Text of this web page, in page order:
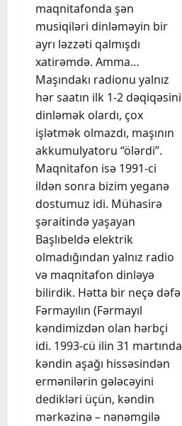
maqnitafonda şən
musiqiləri dinləməyin bir
ayrı ləzzəti qalmışdı
xatirəmdə. Amma…
Maşındakı radionu yalnız
hər saatın ilk 1-2 dəqiqəsini
dinləmək olardı, çox
işlətmək olmazdı, maşının
akkumulyatoru “ölərdi”.
Maqnitafon isə 1991-ci
ildən sonra bizim yeganə
dostumuz idi. Mühasirə
şəraitində yaşayan
Başlıbeldə elektrik
olmadığından yalnız radio
və maqnitafon dinləyə
bilirdik. Hətta bir neçə dəfə
Fərmayılın (Fərmayıl
kəndimizdən olan hərbçi
idi. 1993-cü ilin 31 martında
kəndin aşağı hissəsindən
ermənilərin gələcəyini
dedikləri üçün, kəndin
mərkəzinə – nənəmgilə